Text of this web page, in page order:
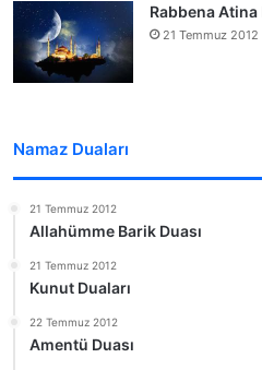
Rabbena Atina
21 Temmuz 2012
Namaz Duaları
21 Temmuz 2012
Allahümme Barik Duası
21 Temmuz 2012
Kunut Duaları
22 Temmuz 2012
Amentü Duası